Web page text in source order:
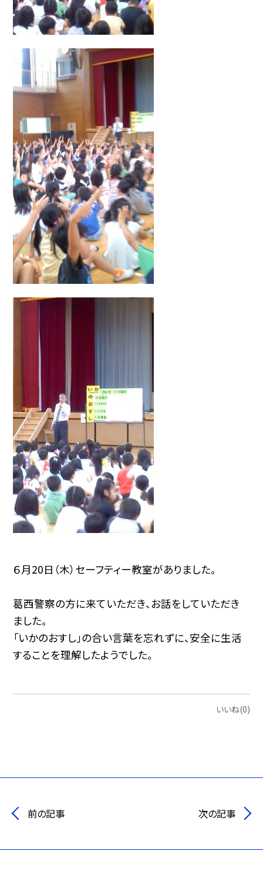
６月20日（木）セーフティー教室がありました。
葛西警察の方に来ていただき、お話をしていただき
ました。
「いかのおすし」の合い言葉を忘れずに、安全に生活
することを理解したようでした。
いいね(0)
前の記事 次の記事